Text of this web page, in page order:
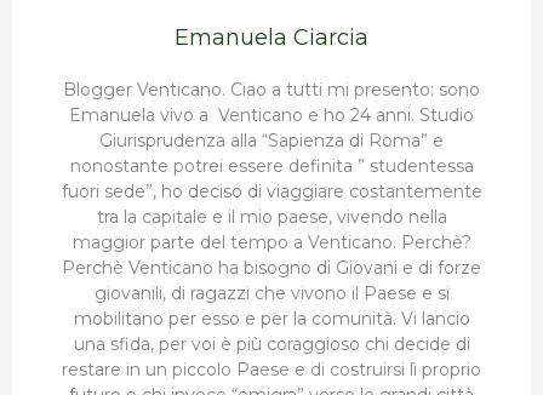
Emanuela Ciarcia
Blogger Venticano. Ciao a tutti mi presento: sono
Emanuela vivo a Venticano e ho 24 anni. Studio
Giurisprudenza alla “Sapienza di Roma” e
nonostante potrei essere definita ” studentessa
fuori sede”, ho deciso di viaggiare costantemente
tra la capitale e il mio paese, vivendo nella
maggior parte del tempo a Venticano. Perchè?
Perchè Venticano ha bisogno di Giovani e di forze
giovanili, di ragazzi che vivono il Paese e si
mobilitano per esso e per la comunità. Vi lancio
una sfida, per voi è più coraggioso chi decide di
restare in un piccolo Paese e di costruirsi lì proprio